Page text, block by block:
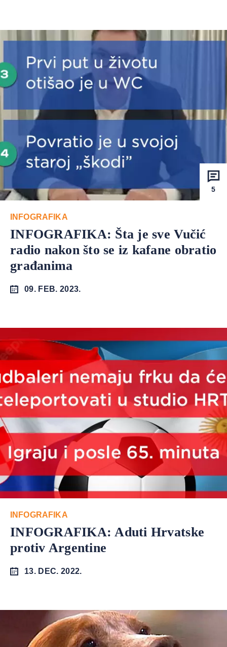
5
INFOGRAFIKA
INFOGRAFIKA: Šta je sve Vučić
radio nakon što se iz kafane obratio
građanima
09. FEB. 2023.
INFOGRAFIKA
INFOGRAFIKA: Aduti Hrvatske
protiv Argentine
13. DEC. 2022.